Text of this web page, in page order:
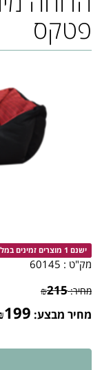
פטקס
ישנם 1 מוצרים זמינים במלאי.
מק"ט : 60145
מחיר: ₪215
מחיר מבצע: 199